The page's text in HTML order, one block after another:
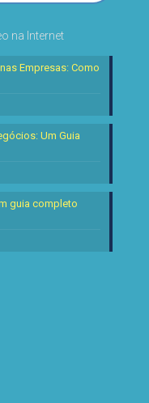
na Internet
Empresas: Como
Um Guia
guia completo